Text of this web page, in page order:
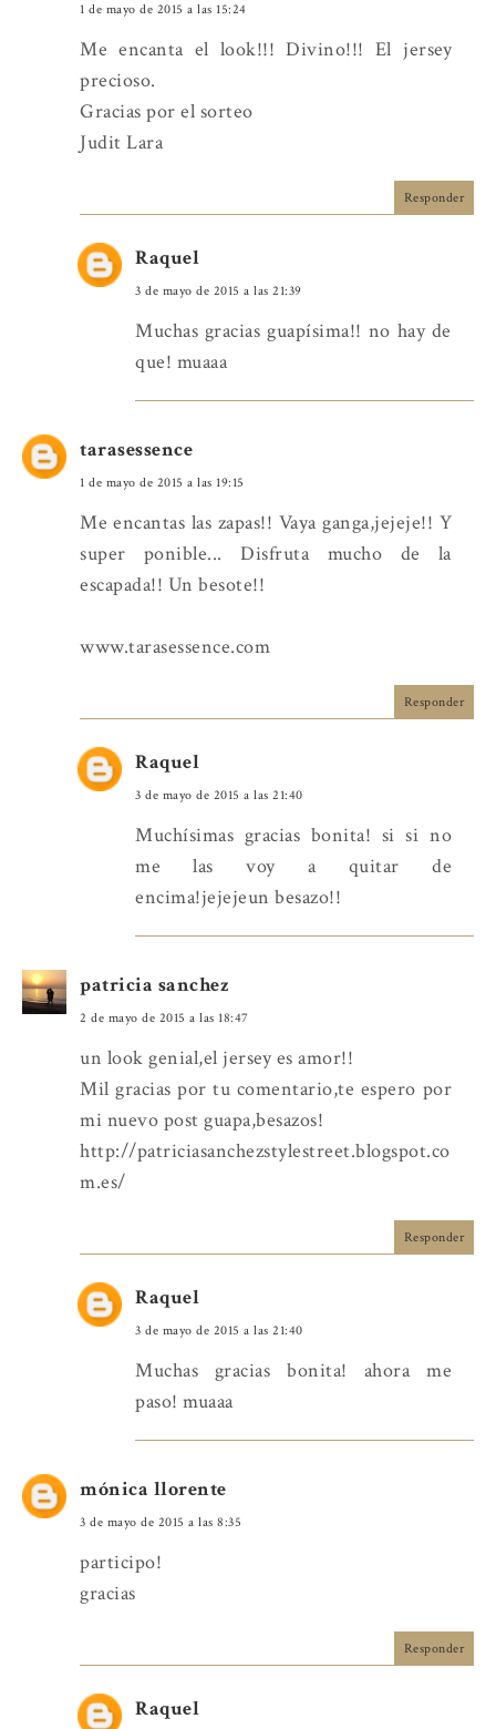
1 de mayo de 2015 a las 15:24
Me encanta el look!!! Divino!!! El jersey
precioso.
Gracias por el sorteo
Judit Lara
Responder
Raquel
3 de mayo de 2015 a las 21:39
Muchas gracias guapísima!! no hay de
que! muaaa
tarasessence
1 de mayo de 2015 a las 19:15
Me encantas las zapas!! Vaya ganga,jejeje!! Y
super ponible... Disfruta mucho de la
escapada!! Un besote!!
www.tarasessence.com
Responder
Raquel
3 de mayo de 2015 a las 21:40
Muchísimas gracias bonita! si si no
me las voy a quitar de
encima!jejejeun besazo!!
patricia sanchez
2 de mayo de 2015 a las 18:47
un look genial,el jersey es amor!!
Mil gracias por tu comentario,te espero por
mi nuevo post guapa,besazos!
http://patriciasanchezstylestreet.blogspot.co
m.es/
Responder
Raquel
3 de mayo de 2015 a las 21:40
Muchas gracias bonita! ahora me
paso! muaaa
mónica llorente
3 de mayo de 2015 a las 8:35
participo!
gracias
Responder
Raquel